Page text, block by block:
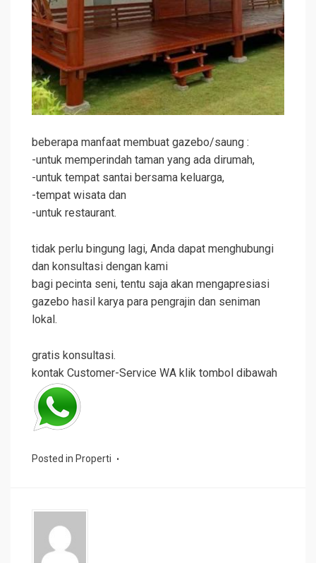
beberapa manfaat membuat gazebo/saung :
-untuk memperindah taman yang ada dirumah,
-untuk tempat santai bersama keluarga,
-tempat wisata dan
-untuk restaurant.
tidak perlu bingung lagi, Anda dapat menghubungi
dan konsultasi dengan kami
bagi pecinta seni, tentu saja akan mengapresiasi
gazebo hasil karya para pengrajin dan seniman
lokal.
gratis konsultasi.
kontak Customer-Service WA klik tombol dibawah
Posted in Properti